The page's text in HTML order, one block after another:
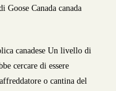
Goose Canada canada
canadese Un livello di
cercare di essere
o cantina del